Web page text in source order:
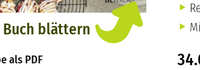
Buch blättern
als PDF